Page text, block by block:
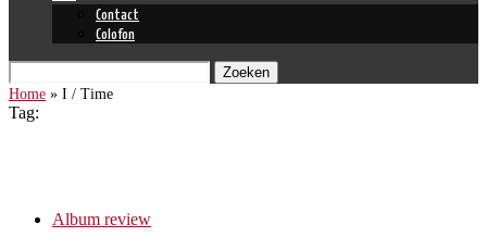
Contact
Colofon
Zoeken
Home » I / Time
Tag:
Album review